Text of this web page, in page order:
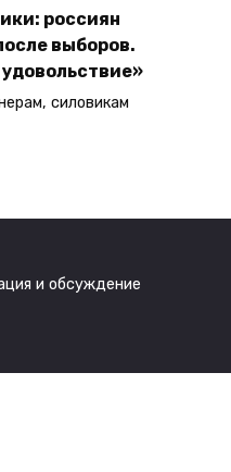
россиян
выборов.
силовикам
и обсуждение